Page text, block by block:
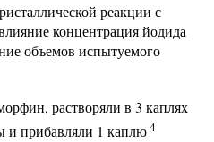
реакции с
концентрация йодида
объемов испытуемого
растворяли в 3 каплях
и прибавляли 1 каплю4